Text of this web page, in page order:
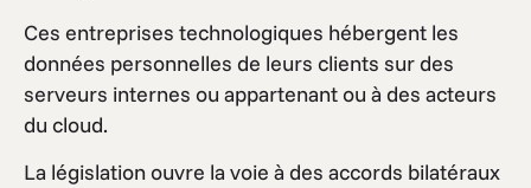
Ces entreprises technologiques hébergent les
données personnelles de leurs clients sur des
serveurs internes ou appartenant ou à des acteurs
du cloud.
La législation ouvre la voie à des accords bilatéraux